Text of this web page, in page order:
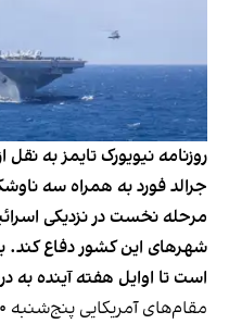
روزنامه نیویورک تایمز به
جرالد فورد به همراه سه
مرحله نخست در نزدیکی
شهرهای این کشور دفاع کند.
است تا اوایل هفته آینده به